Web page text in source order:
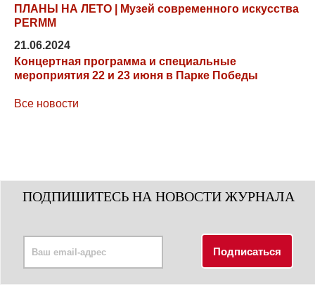
ПЛАНЫ НА ЛЕТО | Музей современного искусства
PERMM
21.06.2024
Концертная программа и специальные
мероприятия 22 и 23 июня в Парке Победы
Все новости
ПОДПИШИТЕСЬ НА НОВОСТИ ЖУРНАЛА